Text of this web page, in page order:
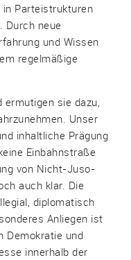
in Parteistrukturen
Durch neue
und Wissen
regelmäßige
ermutigen sie dazu,
Unser
inhaltliche Prägung
Einbahnstraße
von Nicht-Juso-
auch klar. Die
diplomatisch
Anliegen ist
Demokratie und
innerhalb der